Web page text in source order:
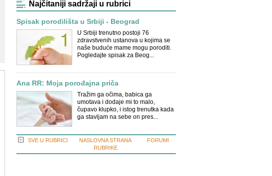
Najčitaniji sadržaji u rubrici
Spisak porodilišta u Srbiji - Beograd
U Srbiji trenutno postoji 76
zdravstvenih ustanova u kojima se
naše buduće mame mogu poroditi.
Pogledajte spisak za Beog...
Ana RR: Moja porođajna priča
Tražim ga očima, babica ga
umotava i dodaje mi to malo,
čupavo klupko, i istog trenutka kada
ga stavljam na sebe on pres...
SVE U RUBRICI
NASLOVNA STRANA
RUBRIKE
FORUMI